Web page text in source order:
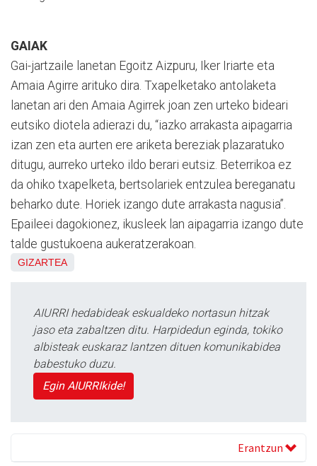
GAIAK
Gai-jartzaile lanetan Egoitz Aizpuru, Iker Iriarte eta
Amaia Agirre arituko dira. Txapelketako antolaketa
lanetan ari den Amaia Agirrek joan zen urteko bideari
eutsiko diotela adierazi du, “iazko arrakasta aipagarria
izan zen eta aurten ere ariketa bereziak plazaratuko
ditugu, aurreko urteko ildo berari eutsiz. Beterrikoa ez
da ohiko txapelketa, bertsolariek entzulea bereganatu
beharko dute. Horiek izango dute arrakasta nagusia”.
Epaileei dagokionez, ikusleek lan aipagarria izango dute
talde gustukoena aukeratzerakoan.
GIZARTEA
AIURRI hedabideak eskualdeko nortasun hitzak
jaso eta zabaltzen ditu. Harpidedun eginda, tokiko
albisteak euskaraz lantzen dituen komunikabidea
babestuko duzu.
Egin AIURRIkide!
Erantzun